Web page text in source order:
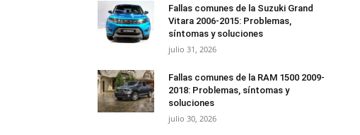
Fallas comunes de la Suzuki Grand
Vitara 2006-2015: Problemas,
síntomas y soluciones
julio 31, 2026
Fallas comunes de la RAM 1500 2009-
2018: Problemas, síntomas y
soluciones
julio 30, 2026